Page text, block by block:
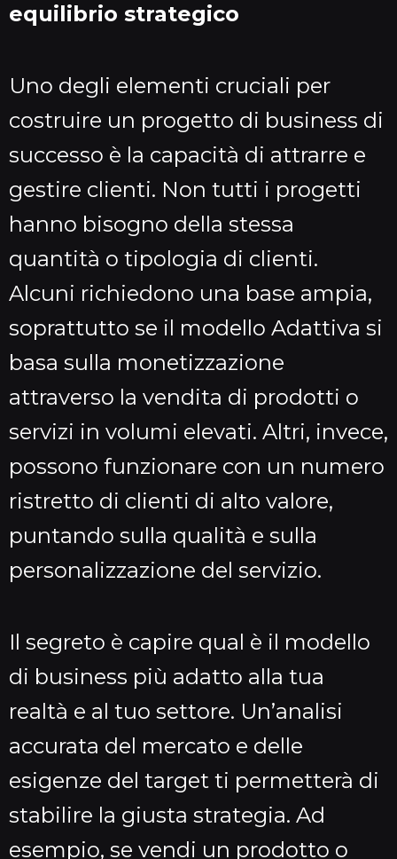
equilibrio strategico
Uno degli elementi cruciali per
costruire un progetto di business di
successo è la capacità di attrarre e
gestire clienti. Non tutti i progetti
hanno bisogno della stessa
quantità o tipologia di clienti.
Alcuni richiedono una base ampia,
soprattutto se il modello Adattiva si
basa sulla monetizzazione
attraverso la vendita di prodotti o
servizi in volumi elevati. Altri, invece,
possono funzionare con un numero
ristretto di clienti di alto valore,
puntando sulla qualità e sulla
personalizzazione del servizio.
Il segreto è capire qual è il modello
di business più adatto alla tua
realtà e al tuo settore. Un’analisi
accurata del mercato e delle
esigenze del target ti permetterà di
stabilire la giusta strategia. Ad
esempio, se vendi un prodotto o